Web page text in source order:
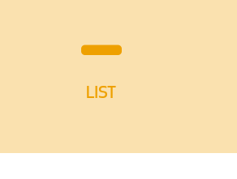
LIST